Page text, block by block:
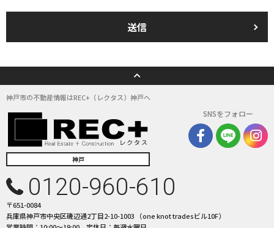
法令を遵守し、適切に取り扱います。また、適宜取扱いの改善に努めま
す。
ます。また、取引先等に対しても適切にお客さま情報を取り扱うように要
(3) お客さま情報の収集に際しては、利用目的を特定して通知または公表
(4) お客さま情報の漏洩、紛失、改ざん等を防止するために必要な 対策を
講じて適切な管理を行います。
(5) 保有するお客さま情報について、お客さま本人からの開示、訂正、削
除、利用停止の依頼を所定の窓口でお受けして、誠意をもって対応いたし
具体的には、以下の内容に従ってお客さま情報の取り扱いをいたします。
３．お客様の情報の利用目的
当社は、不動産についてのサービスをお客さまにご利用いただくにあた
送信
神戸市の不動産情報はREC+（レクタス）神戸へ
神戸
SNSをフォロー
0120-960-610
〒651-0084
兵庫県神戸市中央区磯辺通2丁目2-10-1003 （one knot tradesビル10F）